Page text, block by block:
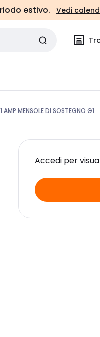
estivo. Vedi
MENSOLE DI SOSTEGNO G1
Accedi per